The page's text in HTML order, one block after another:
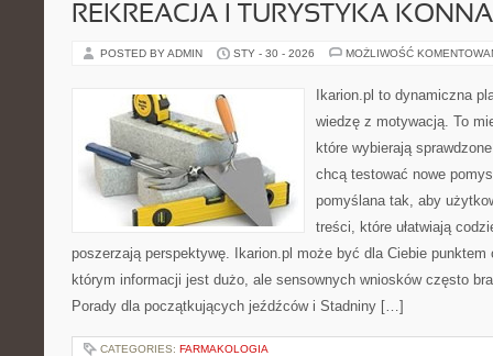
REKREACJA I TURYSTYKA KONNA
POSTED BY ADMIN STY - 30 - 2026 MOŻLIWOŚĆ
Ikarion.pl to dynamiczna
wiedzę z motywacją. To
które wybierają
chcą testować nowe
pomyślana tak, aby
treści, które ułatwiają
poszerzają perspektywę. Ikarion.pl może być dla Ciebie punktem
którym informacji jest dużo, ale sensownych wniosków często
Porady dla początkujących jeźdźców i Stadniny […]
CATEGORIES: FARMAKOLOGIA